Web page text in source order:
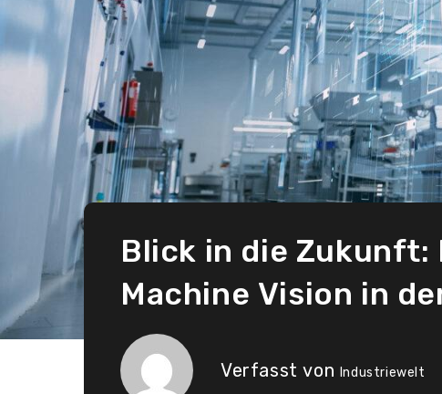
Blick in die Zukunft:
Machine Vision in
Verfasst von Industriewelt